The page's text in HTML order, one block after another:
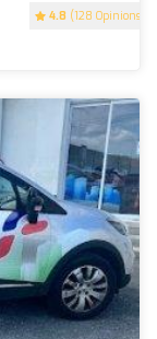
4.8 (128 Opinions)